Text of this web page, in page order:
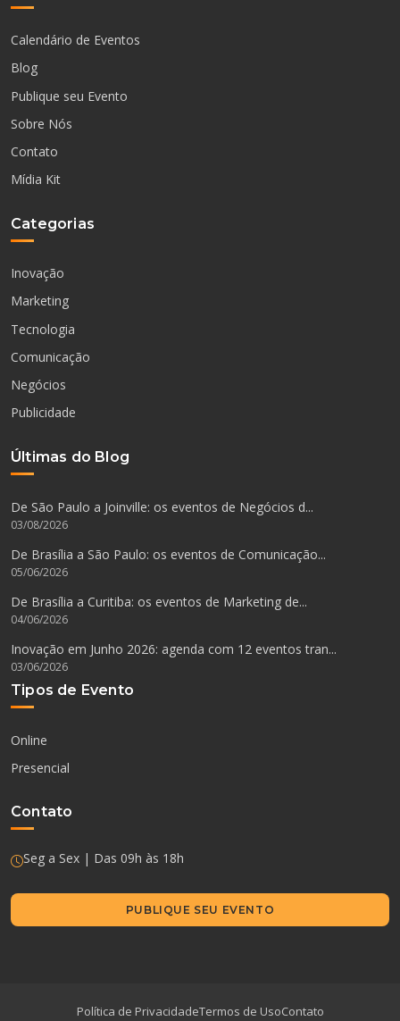
Calendário de Eventos
Blog
Publique seu Evento
Sobre Nós
Contato
Mídia Kit
Categorias
Inovação
Marketing
Tecnologia
Comunicação
Negócios
Publicidade
Últimas do Blog
De São Paulo a Joinville: os eventos de Negócios d...
03/08/2026
De Brasília a São Paulo: os eventos de Comunicação...
05/06/2026
De Brasília a Curitiba: os eventos de Marketing de...
04/06/2026
Inovação em Junho 2026: agenda com 12 eventos tran...
03/06/2026
Tipos de Evento
Online
Presencial
Contato
Seg a Sex | Das 09h às 18h
PUBLIQUE SEU EVENTO
Política de PrivacidadeTermos de UsoContato